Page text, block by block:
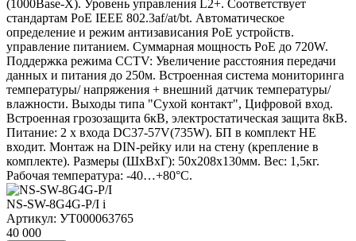
(1000Base-X). Уровень управления L2+. Соответствует
стандартам PoE IEEE 802.3af/at/bt. Автоматическое
определение и режим антизависания PoE устройств.
управление питанием. Суммарная мощность PoE до 720W.
Поддержка режима CCTV: Увеличение расстояния передачи
данных и питания до 250м. Встроенная система мониторинга
температуры/ напряжения + внешний датчик температуры/
влажности. Выходы типа "Сухой контакт", Цифровой вход.
Встроенная грозозащита 6кВ, электростатическая защита 8кВ.
Питание: 2 x входа DC37-57V(735W). БП в комплект НЕ
входит. Монтаж на DIN-рейку или на стену (крепление в
комплекте). Размеры (ШхВхГ): 50х208х130мм. Вес: 1,5кг.
Рабочая температура: -40…+80°С.
NS-SW-8G4G-P/I i
Артикул: УТ000063765
40 000